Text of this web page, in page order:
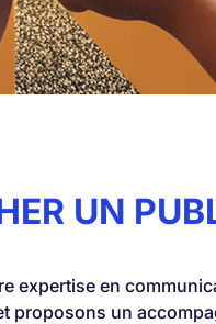
UN
expertise en
un